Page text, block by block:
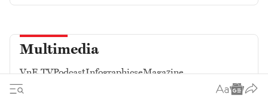
Multimedia
VnE TVPodcastInfographicseMagazine